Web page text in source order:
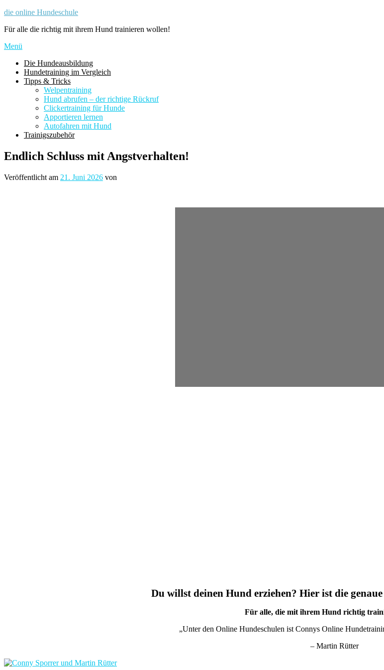
Zum
springen
die online Hundeschule
Für alle die richtig mit ihrem Hund trainieren wollen!
Menü
Die Hundeausbildung
Hundetraining im Vergleich
Tipps & Tricks
Welpentraining
Hund abrufen – der richtige Rückruf
Clickertraining für Hunde
Apportieren lernen
Autofahren mit Hund
Trainigszubehör
Endlich Schluss mit Angstverhalten!
Veröffentlicht am 21. Juni 2026 von
Du willst deinen Hund erziehen? Hier ist die
Für alle, die mit ihrem Hund richtig
„Unter den Online Hundeschulen ist Connys Online
– Martin Rütter